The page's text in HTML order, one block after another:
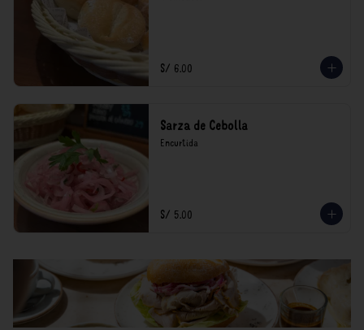
S/ 6.00
Sarza de Cebolla
Encurtida
S/ 5.00